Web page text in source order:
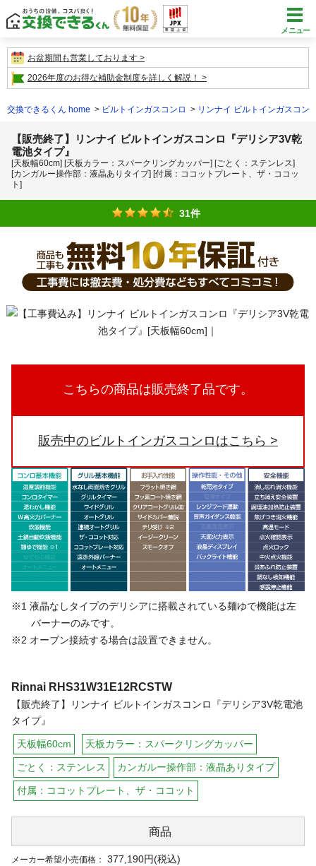
メニュー
お盆期間も営業しております
2026年度のお得な補助金制度を詳しく解説！
交換できるくん home ビルトインガスコンロ リンナイ ビルトインガスコン
【販売終了】リンナイ ビルトインガスコンロ『デリシア3V乾
電池タイプ』
[天板幅60cm] [天板カラー：スパークリングカッパー] [ごとく：ステンレス]
[カンガルー操作部：液晶ありタイプ] [付属：ココットプレート、ザ・ココッ
ト]
31件
こちらの商品は販売終了品です。
販売中のビルトインガスコンロはこちら
※1 液晶なしタイプのデリシアに搭載されている麺ゆで機能は左
バーナーのみです。
※2 オーブン接続する場合は設置できません。
Rinnai RHS31W31E12RCSTW
【販売終了】リンナイ ビルトインガスコンロ『デリシア3V乾電池
タイプ』
天板幅60cm 天板カラー：スパークリングカッパー
ごとく：ステンレス カンガルー操作部：液晶ありタイプ
付属：ココットプレート、ザ・ココット
商品
メーカー希望小売価格：
377,190円(税込)